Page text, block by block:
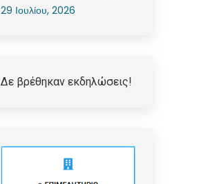
29 Ιουλίου, 2026
Δε βρέθηκαν εκδηλώσεις!